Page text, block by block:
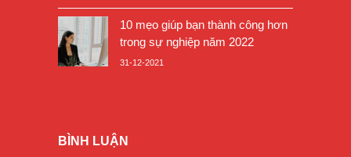
10 mẹo giúp bạn thành công hơn
trong sự nghiệp năm 2022
31-12-2021
BÌNH LUẬN